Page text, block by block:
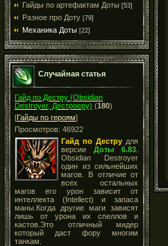
Гайды по артефактам Доты [53]
Разное про Доту [79]
Механика Доты [22]
Случайная статья
Гайд по Дестру (Obsidian
Destroyer, Дестроеру) (180)
[Гайды по героям]
Просмотров: 46922
Гайд по Дестру для
версии Доты 6.83
Obsidian Destroyer
один из сильнейших
магов. В отличие от
всех остальных
магов его урон зависит от
интеллекта (Intellect) и запаса
маны.Когда другие маги зависят
лишь от урона их спеллов и
кастов.Это отличный мидер
который даст фору многим
танкам.